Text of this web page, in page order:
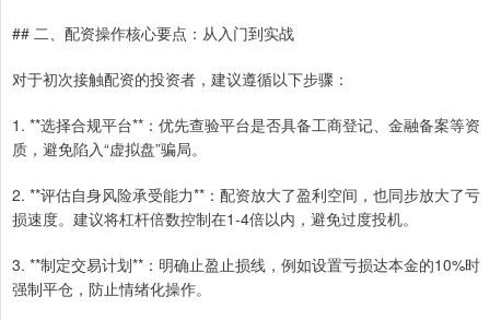
## 二、配资操作核心要点：从入门到实战
对于初次接触配资的投资者，建议遵循以下步骤：
1. **选择合规平台**：优先查验平台是否具备工商登记、金融备案等资
质，避免陷入“虚拟盘”骗局。
2. **评估自身风险承受能力**：配资放大了盈利空间，也同步放大了亏
损速度。建议将杠杆倍数控制在1-4倍以内，避免过度投机。
3. **制定交易计划**：明确止盈止损线，例如设置亏损达本金的10%时
强制平仓，防止情绪化操作。